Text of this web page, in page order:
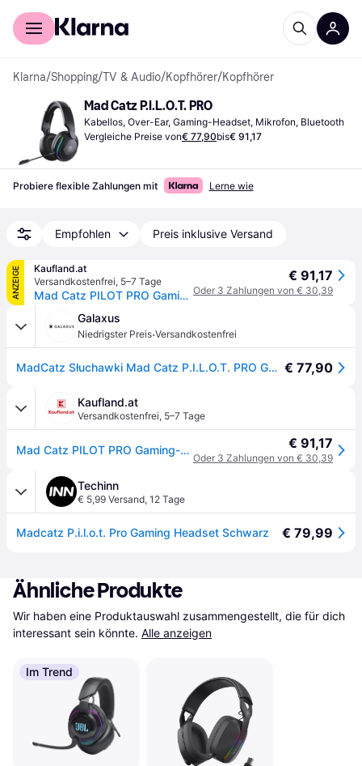
Für Shopper
Klarna/Shopping/TV & Audio/Kopfhörer/Kopfhörer
Mad Catz P.I.L.O.T. PRO
Kabellos, Over-Ear, Gaming-Headset, Mikrofon, Bluetooth
Vergleiche Preise von€ 77,90bis€ 91,17
Probiere flexible Zahlungen mit Lerne wie
Empfohlen Preis inklusive Versand
ANZEIGE
Kaufland.at
Versandkostenfrei, 5–7 Tage
Mad Catz PILOT PRO Gaming-Headset
€ 91,17
Oder 3 Zahlungen von € 30,39
Galaxus
Niedrigster Preis·Versandkostenfrei
MadCatz Słuchawki Mad Catz P.I.L.O.T. PRO GAMING HEADSET (Kabelgebunden), Gaming Headset, Schwarz € 77,90
Kaufland.at
Versandkostenfrei, 5–7 Tage
Mad Catz PILOT PRO Gaming-Headset € 91,17
Oder 3 Zahlungen von € 30,39
Techinn
€ 5,99 Versand, 12 Tage
Madcatz P.i.l.o.t. Pro Gaming Headset Schwarz € 79,99
Ähnliche Produkte
Wir haben eine Produktauswahl zusammengestellt, die für dich
interessant sein könnte. Alle anzeigen
Im Trend